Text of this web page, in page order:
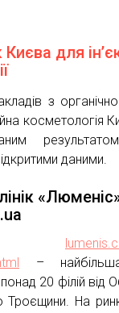
для
з
косметологія
даними.
– найбільша
20 філій від
Троєщини. На